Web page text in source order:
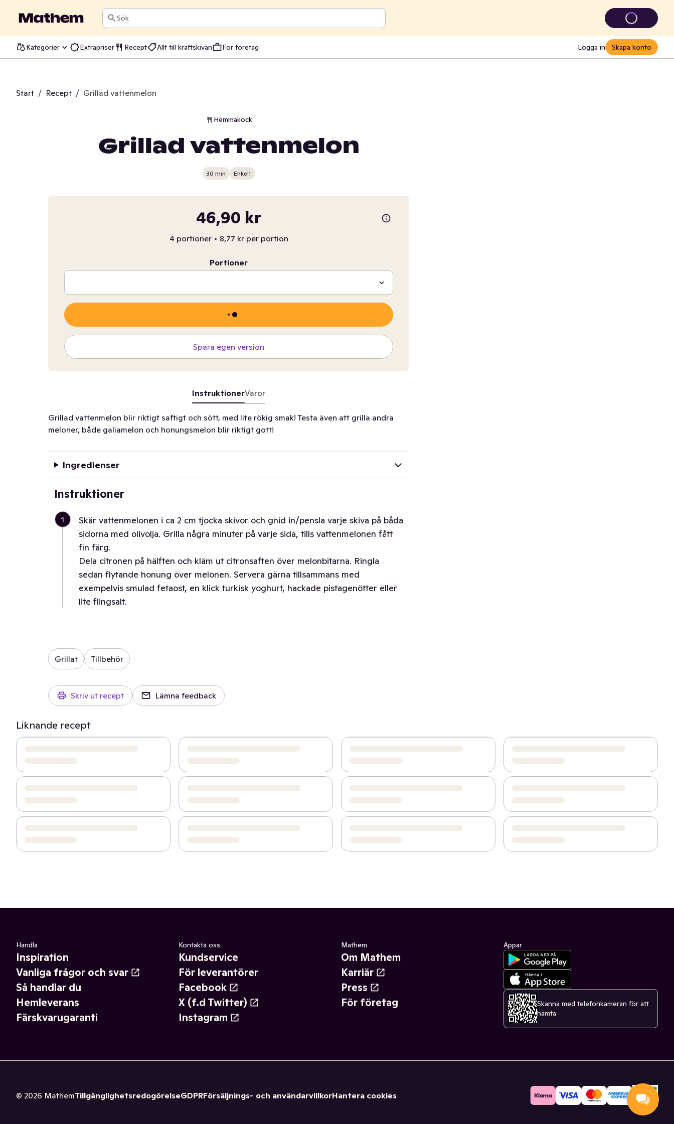
Sök
Kategorier Extrapriser Recept Allt till kräftskivan För företag Logga in Skapa konto
Start / Recept / Grillad vattenmelon
Hemmakock
Grillad vattenmelon
30 min Enkelt
46,90 kr
4 portioner • 8,77 kr per portion
Portioner
Spara egen version
InstruktionerVaror
Grillad vattenmelon blir riktigt saftigt och sött, med lite rökig smak! Testa även att grilla andra
meloner, både galiamelon och honungsmelon blir riktigt gott!
Ingredienser
Instruktioner
1
Skär vattenmelonen i ca 2 cm tjocka skivor och gnid in/pensla varje skiva på båda
sidorna med olivolja. Grilla några minuter på varje sida, tills vattenmelonen fått
fin färg.
Dela citronen på hälften och kläm ut citronsaften över melonbitarna. Ringla
sedan flytande honung över melonen. Servera gärna tillsammans med
exempelvis smulad fetaost, en klick turkisk yoghurt, hackade pistagenötter eller
lite flingsalt.
Grillat Tillbehör
Skriv ut recept Lämna feedback
Liknande recept
Handla
Inspiration
Vanliga frågor och svar
Så handlar du
Hemleverans
Färskvarugaranti
Kontakta oss
Kundservice
För leverantörer
Facebook
X (f.d Twitter)
Instagram
Mathem
Om Mathem
Karriär
Press
För företag
Appar
Skanna med telefonkameran för att
hämta
© 2026 MathemTillgänglighetsredogörelseGDPRFörsäljnings- och användarvillkorHantera cookies